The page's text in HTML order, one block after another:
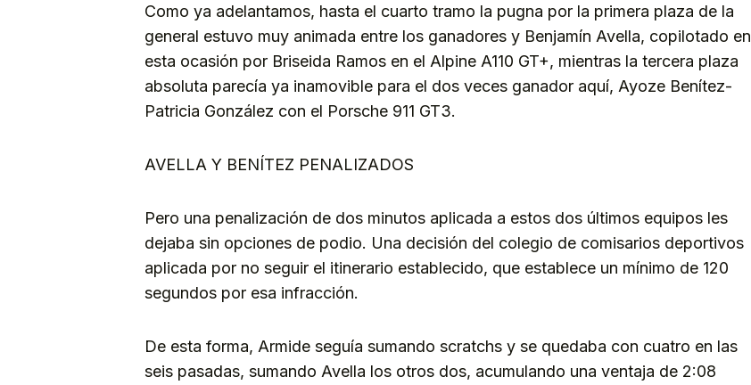
Como ya adelantamos, hasta el cuarto tramo la pugna por la primera plaza de la
general estuvo muy animada entre los ganadores y Benjamín Avella, copilotado en
esta ocasión por Briseida Ramos en el Alpine A110 GT+, mientras la tercera plaza
absoluta parecía ya inamovible para el dos veces ganador aquí, Ayoze Benítez-
Patricia González con el Porsche 911 GT3.
AVELLA Y BENÍTEZ PENALIZADOS
Pero una penalización de dos minutos aplicada a estos dos últimos equipos les
dejaba sin opciones de podio. Una decisión del colegio de comisarios deportivos
aplicada por no seguir el itinerario establecido, que establece un mínimo de 120
segundos por esa infracción.
De esta forma, Armide seguía sumando scratchs y se quedaba con cuatro en las
seis pasadas, sumando Avella los otros dos, acumulando una ventaja de 2:08